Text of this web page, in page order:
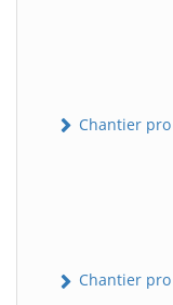
Chantier
Chantier